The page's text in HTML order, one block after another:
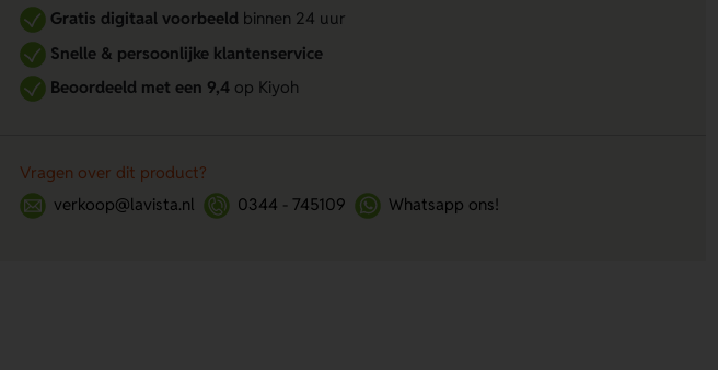
Gratis digitaal voorbeeldbinnen 24 uur
Snelle & persoonlijke klantenservice
Beoordeeld met een 9,4op Kiyoh
Vragen over dit product?
verkoop@lavista.nl
0344 - 745109 Whatsapp ons!